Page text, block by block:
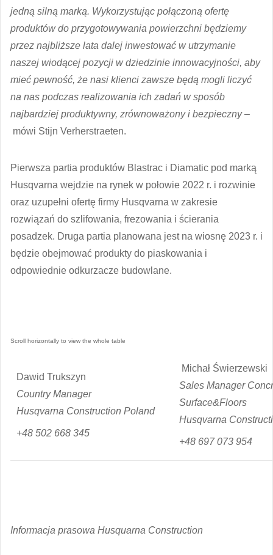
jedną silną marką. Wykorzystując połączoną ofertę
produktów do przygotowywania powierzchni będziemy
przez najbliższe lata dalej inwestować w utrzymanie
naszej wiodącej pozycji w dziedzinie innowacyjności, aby
mieć pewność, że nasi klienci zawsze będą mogli liczyć
na nas podczas realizowania ich zadań w sposób
najbardziej produktywny, zrównoważony i bezpieczny–
mówi Stijn Verherstraeten.
Pierwsza partia produktów Blastrac i Diamatic pod marką
Husqvarna wejdzie na rynek w połowie 2022 r. i rozwinie
oraz uzupełni ofertę firmy Husqvarna w zakresie
rozwiązań do szlifowania, frezowania i ścierania
posadzek. Druga partia planowana jest na wiosnę 2023 r. i
będzie obejmować produkty do piaskowania i
odpowiednie odkurzacze budowlane.
Dawid Trukszyn
Country Manager
Husqvarna Construction Poland
+48 502 668 345
Michał Świerzewski
Sales Manager
Surface&Floors
Husqvarna
+48 697 073 954
Informacja prasowa Husquarna Construction